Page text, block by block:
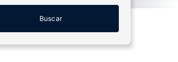
Buscar